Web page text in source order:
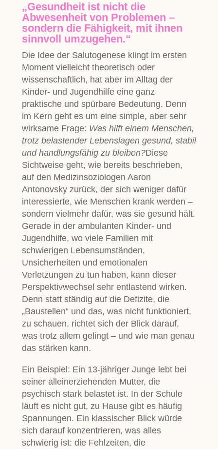
„Gesundheit ist nicht die
Abwesenheit von Problemen –
sondern die Fähigkeit, mit ihnen
sinnvoll umzugehen.“
Die Idee der Salutogenese klingt im ersten
Moment vielleicht theoretisch oder
wissenschaftlich, hat aber im Alltag der
Kinder- und Jugendhilfe eine ganz
praktische und spürbare Bedeutung. Denn
im Kern geht es um eine simple, aber sehr
wirksame Frage: Was hilft einem Menschen,
trotz belastender Lebenslagen gesund, stabil
und handlungsfähig zu bleiben?Diese
Sichtweise geht, wie bereits beschrieben,
auf den Medizinsoziologen Aaron
Antonovsky zurück, der sich weniger dafür
interessierte, wie Menschen krank werden –
sondern vielmehr dafür, was sie gesund hält.
Gerade in der ambulanten Kinder- und
Jugendhilfe, wo viele Familien mit
schwierigen Lebensumständen,
Unsicherheiten und emotionalen
Verletzungen zu tun haben, kann dieser
Perspektivwechsel sehr entlastend wirken.
Denn statt ständig auf die Defizite, die
„Baustellen“ und das, was nicht funktioniert,
zu schauen, richtet sich der Blick darauf,
was trotz allem gelingt – und wie man genau
das stärken kann.
Ein Beispiel: Ein 13-jähriger Junge lebt bei
seiner alleinerziehenden Mutter, die
psychisch stark belastet ist. In der Schule
läuft es nicht gut, zu Hause gibt es häufig
Spannungen. Ein klassischer Blick würde
sich darauf konzentrieren, was alles
schwierig ist: die Fehlzeiten, die